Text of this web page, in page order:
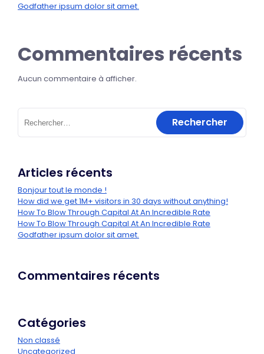
Godfather ipsum dolor sit amet.
Commentaires récents
Aucun commentaire à afficher.
Articles récents
Bonjour tout le monde !
How did we get 1M+ visitors in 30 days without anything!
How To Blow Through Capital At An Incredible Rate
How To Blow Through Capital At An Incredible Rate
Godfather ipsum dolor sit amet.
Commentaires récents
Catégories
Non classé
Uncategorized